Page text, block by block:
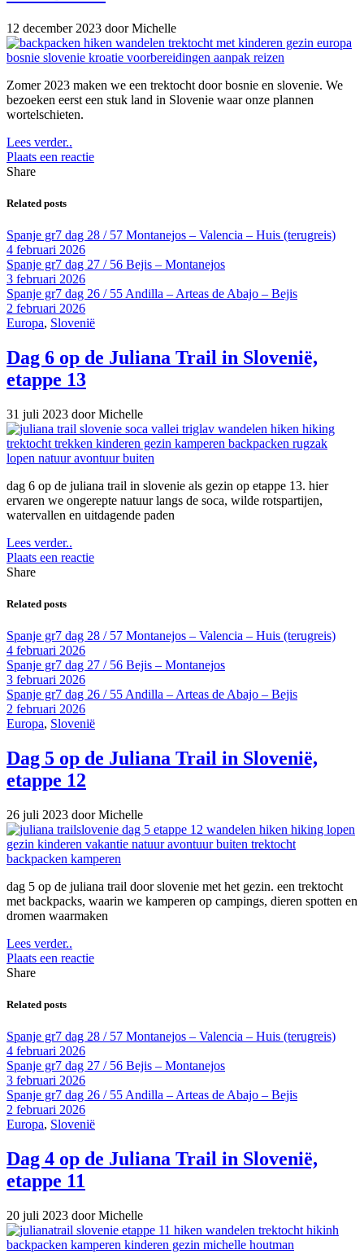
12 december 2023 door Michelle
Zomer 2023 maken we een trektocht door bosnie en slovenie. We
bezoeken eerst een stuk land in Slovenie waar onze plannen
wortelschieten.
Lees verder..
Plaats een reactie
Share
Related posts
Spanje gr7 dag 28 / 57 Montanejos – Valencia – Huis (terugreis)
4 februari 2026
Spanje gr7 dag 27 / 56 Bejis – Montanejos
3 februari 2026
Spanje gr7 dag 26 / 55 Andilla – Arteas de Abajo – Bejis
2 februari 2026
Europa, Slovenië
Dag 6 op de Juliana Trail in Slovenië,
etappe 13
31 juli 2023 door Michelle
dag 6 op de juliana trail in slovenie als gezin op etappe 13. hier
ervaren we ongerepte natuur langs de soca, wilde rotspartijen,
watervallen en uitdagende paden
Lees verder..
Plaats een reactie
Share
Related posts
Spanje gr7 dag 28 / 57 Montanejos – Valencia – Huis (terugreis)
4 februari 2026
Spanje gr7 dag 27 / 56 Bejis – Montanejos
3 februari 2026
Spanje gr7 dag 26 / 55 Andilla – Arteas de Abajo – Bejis
2 februari 2026
Europa, Slovenië
Dag 5 op de Juliana Trail in Slovenië,
etappe 12
26 juli 2023 door Michelle
dag 5 op de juliana trail door slovenie met het gezin. een trektocht
met backpacks, waarin we kamperen op campings, dieren spotten en
dromen waarmaken
Lees verder..
Plaats een reactie
Share
Related posts
Spanje gr7 dag 28 / 57 Montanejos – Valencia – Huis (terugreis)
4 februari 2026
Spanje gr7 dag 27 / 56 Bejis – Montanejos
3 februari 2026
Spanje gr7 dag 26 / 55 Andilla – Arteas de Abajo – Bejis
2 februari 2026
Europa, Slovenië
Dag 4 op de Juliana Trail in Slovenië,
etappe 11
20 juli 2023 door Michelle